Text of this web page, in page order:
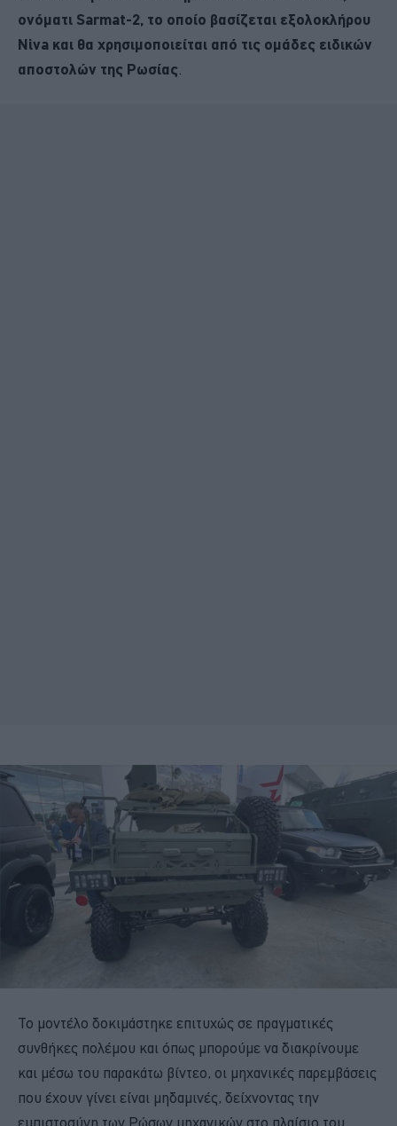
ονόματι Sarmat-2, το οποίο βασίζεται εξολοκλήρου
Niva και θα χρησιμοποιείται από τις ομάδες ειδικών
αποστολών της Ρωσίας
Το μοντέλο δοκιμάστηκε επιτυχώς σε πραγματικές
συνθήκες πολέμου και όπως μπορούμε να διακρίνουμε
και μέσω του παρακάτω βίντεο, οι μηχανικές παρεμβάσεις
που έχουν γίνει είναι μηδαμινές, δείχνοντας την
εμπιστοσύνη των Ρώσων μηχανικών στο πλαίσιο του